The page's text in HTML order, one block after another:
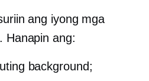
ang iyong mga
Hanapin ang:
background;